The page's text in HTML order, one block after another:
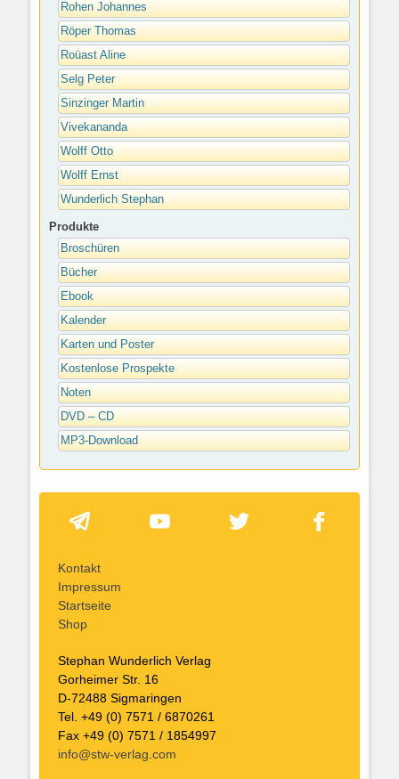
Rohen Johannes
Röper Thomas
Roüast Aline
Selg Peter
Sinzinger Martin
Vivekananda
Wolff Otto
Wolff Ernst
Wunderlich Stephan
Produkte
Broschüren
Bücher
Ebook
Kalender
Karten und Poster
Kostenlose Prospekte
Noten
DVD – CD
MP3-Download
Kontakt
Impressum
Startseite
Shop
Stephan Wunderlich Verlag
Gorheimer Str. 16
D-72488 Sigmaringen
Tel. +49 (0) 7571 / 6870261
Fax +49 (0) 7571 / 1854997
info@stw-verlag.com